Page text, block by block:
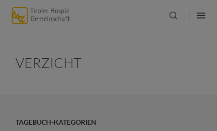
VERZICHT
TAGEBUCH-KATEGORIEN